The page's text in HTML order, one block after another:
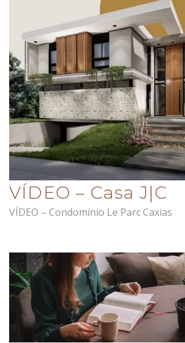
VÍDEO – Casa J|C
VÍDEO – Condomínio Le Parc Caxias